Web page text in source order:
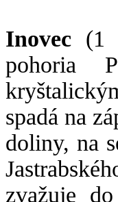
Inovec (1
pohoria
spadá na
doliny, na
zvažuje